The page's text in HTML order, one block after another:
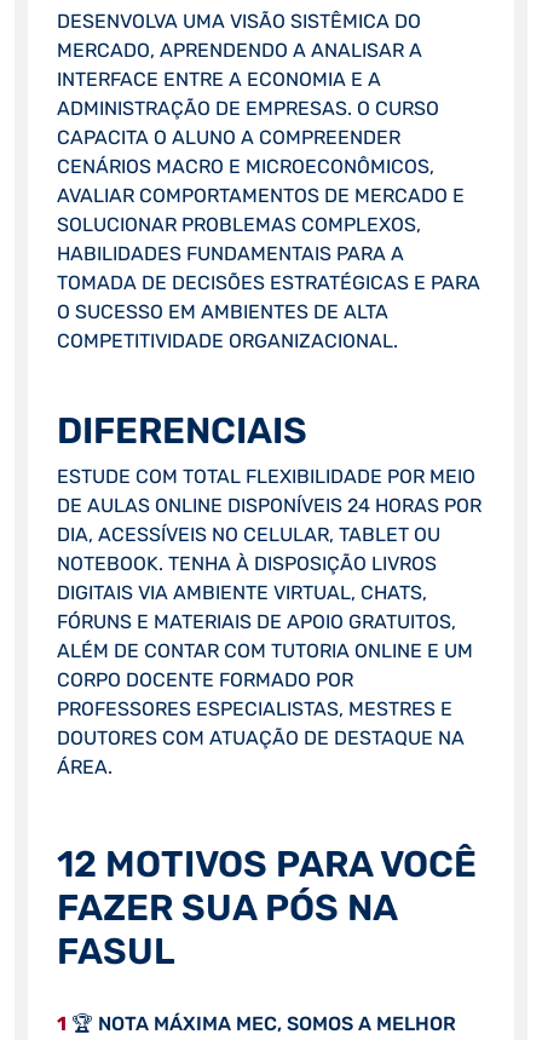
DESENVOLVA UMA VISÃO SISTÊMICA DO
MERCADO, APRENDENDO A ANALISAR A
INTERFACE ENTRE A ECONOMIA E A
ADMINISTRAÇÃO DE EMPRESAS. O CURSO
CAPACITA O ALUNO A COMPREENDER
CENÁRIOS MACRO E MICROECONÔMICOS,
AVALIAR COMPORTAMENTOS DE MERCADO E
SOLUCIONAR PROBLEMAS COMPLEXOS,
HABILIDADES FUNDAMENTAIS PARA A
TOMADA DE DECISÕES ESTRATÉGICAS E PARA
O SUCESSO EM AMBIENTES DE ALTA
COMPETITIVIDADE ORGANIZACIONAL.
DIFERENCIAIS
ESTUDE COM TOTAL FLEXIBILIDADE POR MEIO
DE AULAS ONLINE DISPONÍVEIS 24 HORAS POR
DIA, ACESSÍVEIS NO CELULAR, TABLET OU
NOTEBOOK. TENHA À DISPOSIÇÃO LIVROS
DIGITAIS VIA AMBIENTE VIRTUAL, CHATS,
FÓRUNS E MATERIAIS DE APOIO GRATUITOS,
ALÉM DE CONTAR COM TUTORIA ONLINE E UM
CORPO DOCENTE FORMADO POR
PROFESSORES ESPECIALISTAS, MESTRES E
DOUTORES COM ATUAÇÃO DE DESTAQUE NA
ÁREA.
12 MOTIVOS PARA VOCÊ
FAZER SUA PÓS NA
FASUL
1 🏆 NOTA MÁXIMA MEC, SOMOS A MELHOR